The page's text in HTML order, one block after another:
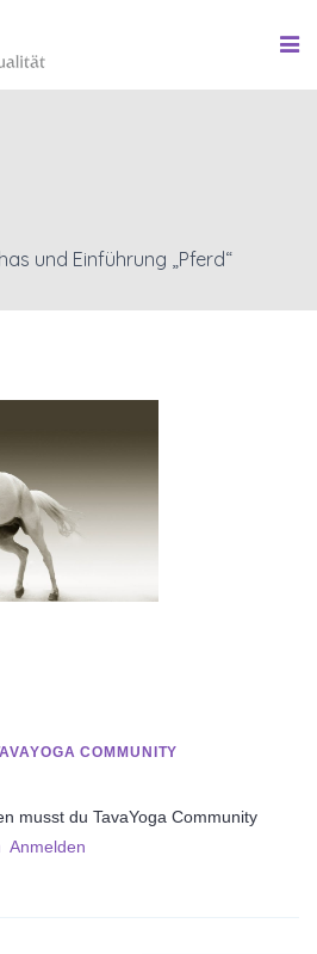
und Einführung „Pferd“
COMMUNITY
musst du TavaYoga Community
Anmelden